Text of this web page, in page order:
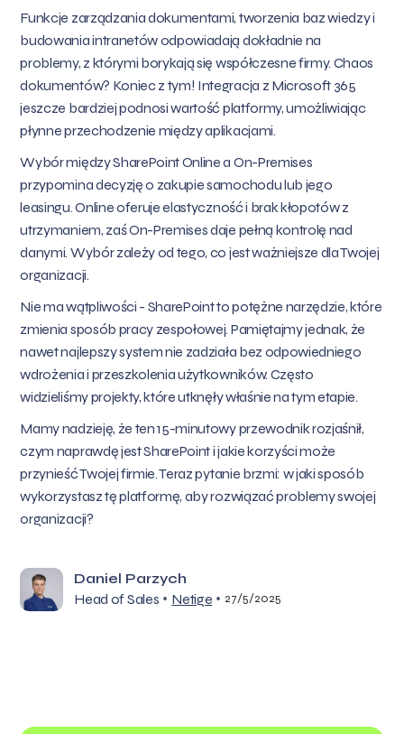
Funkcje zarządzania dokumentami, tworzenia baz wiedzy i
budowania intranetów odpowiadają dokładnie na
problemy, z którymi borykają się współczesne firmy. Chaos
dokumentów? Koniec z tym! Integracja z Microsoft 365
jeszcze bardziej podnosi wartość platformy, umożliwiając
płynne przechodzenie między aplikacjami.
Wybór między SharePoint Online a On-Premises
przypomina decyzję o zakupie samochodu lub jego
leasingu. Online oferuje elastyczność i brak kłopotów z
utrzymaniem, zaś On-Premises daje pełną kontrolę nad
danymi. Wybór zależy od tego, co jest ważniejsze dla Twojej
organizacji.
Nie ma wątpliwości - SharePoint to potężne narzędzie, które
zmienia sposób pracy zespołowej. Pamiętajmy jednak, że
nawet najlepszy system nie zadziała bez odpowiedniego
wdrożenia i przeszkolenia użytkowników. Często
widzieliśmy projekty, które utknęły właśnie na tym etapie.
Mamy nadzieję, że ten 15-minutowy przewodnik rozjaśnił,
czym naprawdę jest SharePoint i jakie korzyści może
przynieść Twojej firmie. Teraz pytanie brzmi: w jaki sposób
wykorzystasz tę platformę, aby rozwiązać problemy swojej
organizacji?
Daniel Parzych
Head of Sales • Netige • 27/5/2025